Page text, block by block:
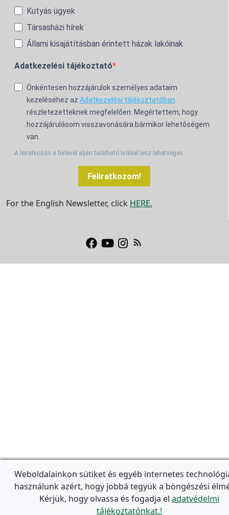
Kutyás ügyek
Társasházi hírek
Állami kisajátításban érintett házak lakóinak
Adatkezelési tájékoztató
Önkéntesen hozzájárulok személyes adataim
kezeléséhez az Adatkezelési tájékoztatóban
részletezetteknek megfelelően. Megértettem, hogy
hozzájárulásom visszavonására bármikor lehetőségem
van.
A leiratkozás a hírlevél alján található linkkel lesz lehetséges.
Feliratkozom!
For the English Newsletter, click HERE.

Weboldalainkon sütiket és egyéb internetes
használunk azért, hogy jobbá tegyük a böngészési
Kérjük, hogy olvassa és fogadja el adatvédelmi
tájékoztatónkat.!